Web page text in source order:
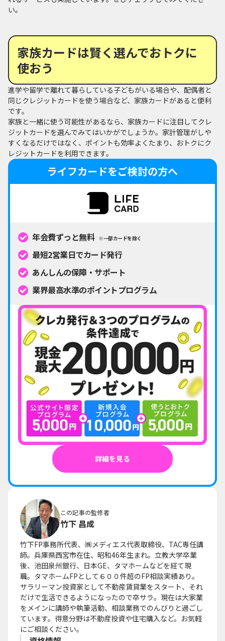
い。
家族カードは賢く選んでおトクに
使おう
進学や留学で離れて暮らしている子どもがいる場合や、配偶者と
同じクレジットカードを使う場合など、家族カードがあると便利
です。
家族と一緒に使う可能性があるなら、家族カードに注目してクレ
ジットカードを選んでみてはいかがでしょうか。家計管理がしや
すくなるだけではなく、ポイントも効率よくたまり、おトクにク
レジットカードを利用できます。
ライフカードをご検討の方へ
年会費ずっと無料 ※一部カードを除く
最短2営業日でカード発行
あんしんの保障・サポート
業界最高水準のポイントプログラム
詳細を見る
この記事の監修者
竹下 昌成
竹下FP事務所代表、㈱メディエス代表取締役、TAC専任講
師。兵庫県西宮市在住、昭和46年生まれ。立教大学卒業
後、池田泉州銀行、日本GE、タマホームなどを経て現
職。タマホームFPとして６００件超のFP相談実績あり。
サラリーマン投資家として不動産賃貸業をスタート、それ
だけで生活できるようになったので卒サラ。現在は大家業
をメインに講師や執筆活動、相談業務でのんびりと過ごし
ています。得意分野は不動産投資や住宅購入など。お気軽
にご相談ください。